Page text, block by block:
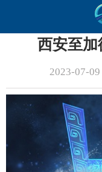
西安至加
2023-07-